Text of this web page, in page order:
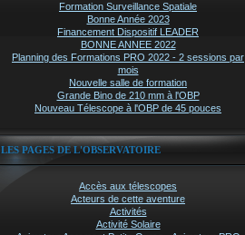
Formation Surveillance Spatiale
Bonne Année 2023
Financement Dispositif LEADER
BONNE ANNEE 2022
Planning des Formations PRO 2022 - 2 sessions par
mois
Nouvelle salle de formation
Grande Bino de 210 mm à l'OBP
Nouveau Télescope à l'OBP de 45 pouces
LES PAGES DE L'OBSERVATOIRE
Accès aux télescopes
Acteurs de cette aventure
Activités
Activité Solaire